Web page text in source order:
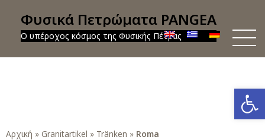
Φυσικά Πετρώματα PANGEA
Ο υπέροχος κόσμος της Φυσικής Πέτρας
Αρχική » Granitartikel » Tränken » Roma